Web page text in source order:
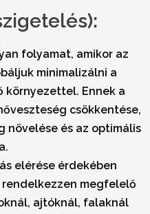
folyamat, amikor az
minimalizálni a
környezettel. Ennek a
csökkentése,
növelése és az optimális
elérése érdekében
megfelelő
ajtóknál, falaknál